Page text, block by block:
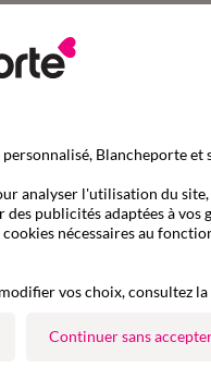
Blancheporte et
analyser l'utilisation du
publicités adaptées à vos
cookies nécessaires au
vos choix, consultez la
Continuer sans